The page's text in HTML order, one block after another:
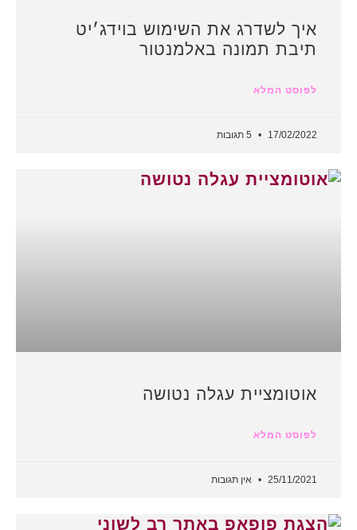
איך לשדרג את השימוש בוידג׳יט
תיבת תמונה באלמנטור
לפוסט המלא
17/02/2022
אוטומציית עגלה נטושה
לפוסט המלא
25/11/2021 אין תגובות